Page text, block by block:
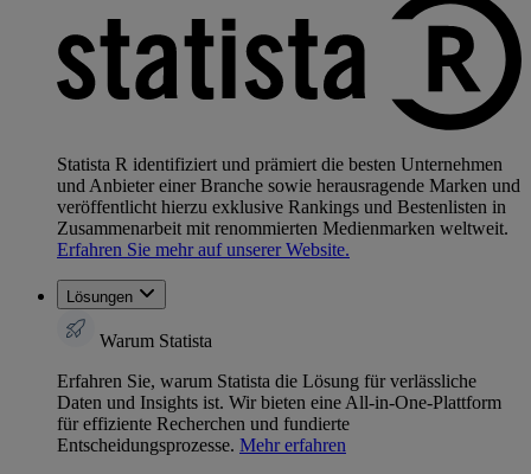
Statista R identifiziert und prämiert die besten Unternehmen
und Anbieter einer Branche sowie herausragende Marken und
veröffentlicht hierzu exklusive Rankings und Bestenlisten in
Zusammenarbeit mit renommierten Medienmarken weltweit.
Erfahren Sie mehr auf unserer Website.
Lösungen
Warum Statista
Erfahren Sie, warum Statista die Lösung für verlässliche
Daten und Insights ist. Wir bieten eine All-in-One-Plattform
für effiziente Recherchen und fundierte
Entscheidungsprozesse. Mehr erfahren